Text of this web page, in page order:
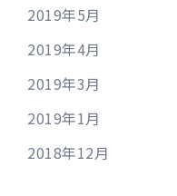
2019年5月
2019年4月
2019年3月
2019年1月
2018年12月